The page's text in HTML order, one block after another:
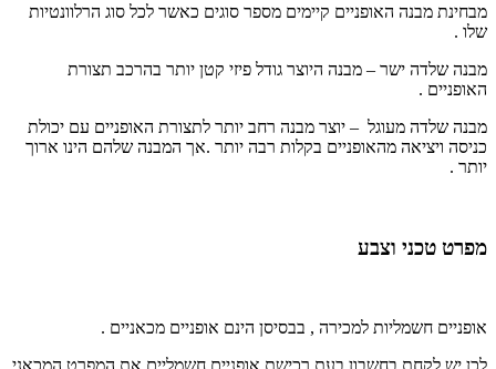
מבחינת מבנה האופניים קיימים מספר סוגים כאשר לכל סוג הרלוונטיות
שלו .
מבנה שלדה ישר – מבנה היוצר גודל פיזי קטן יותר בהרכב תצורת
האופניים .
מבנה שלדה מעוגל – יוצר מבנה רחב יותר לתצורת האופניים עם יכולת
כניסה ויציאה מהאופניים בקלות רבה יותר .אך המבנה שלהם הינו ארוך
יותר .
מפרט טכני וצבע
אופניים חשמליות למכירה , בבסיסן הינם אופניים מכאניים .